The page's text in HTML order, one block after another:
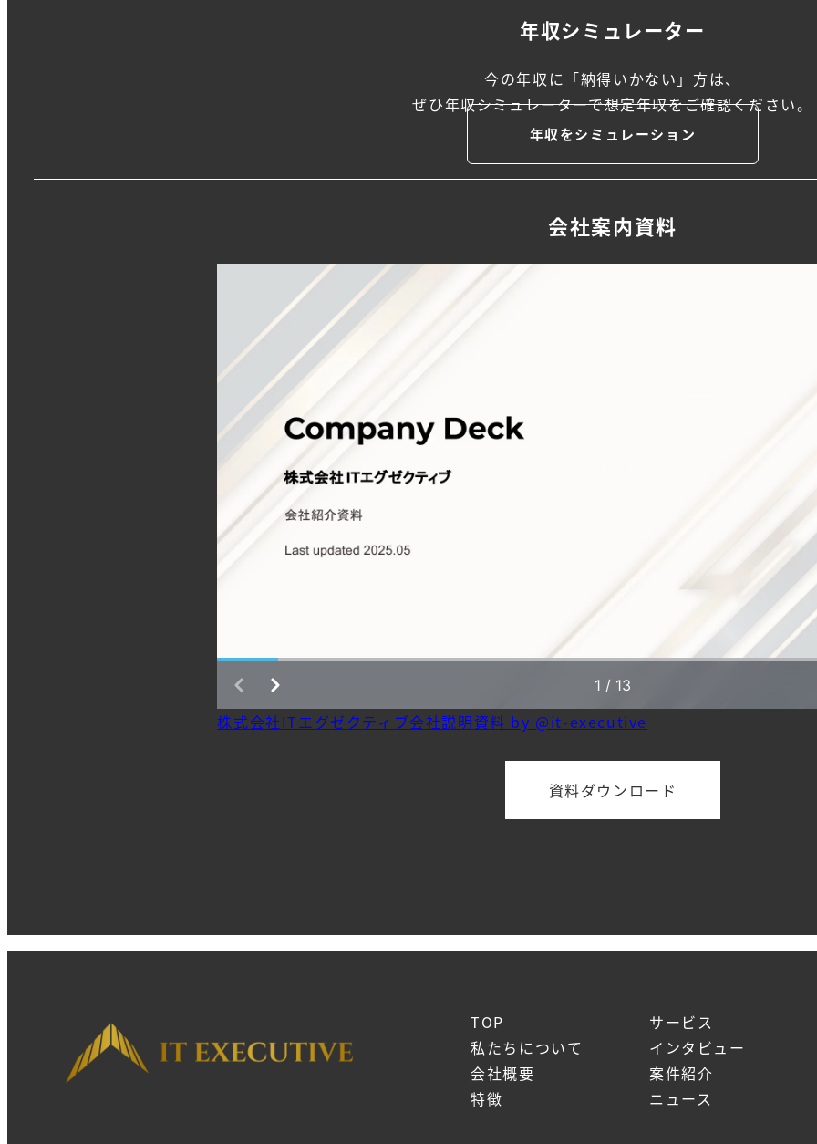
年収シミュレーター
今の年収に「納得いかない」方は、
ぜひ年収シミュレーターで想定年収をご確認ください。
年収をシミュレーション
会社案内資料
株式会社ITエグゼクティブ会社説明資料 by @it-executive
資料ダウンロード
TOP
私たちについて
会社概要
特徴
サービス
インタビュー
案件紹介
ニュース